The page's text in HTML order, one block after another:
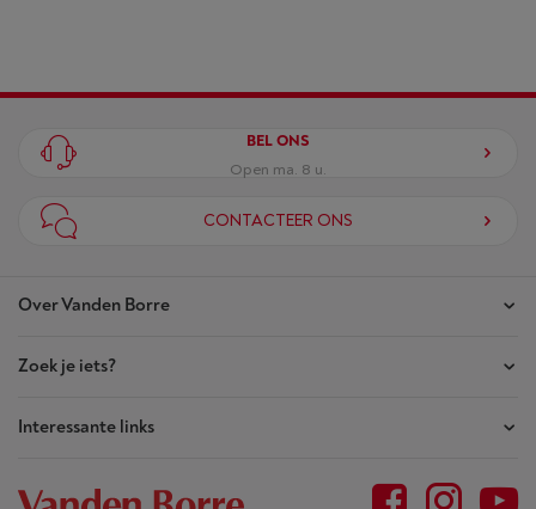
Over Vanden Borre
Onze winkels
Akte van Vertrouwen
Sitemap
Zoek je iets?
Je bestellingen
Interessante links
Outlet
BEL ONS
Open ma. 8 u.
CONTACTEER ONS